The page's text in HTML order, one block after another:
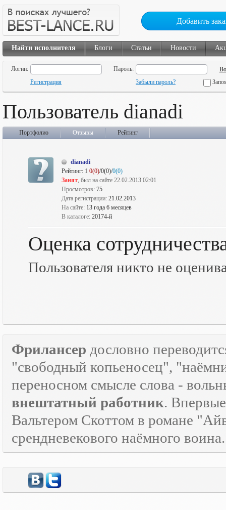
Добавить
Найти исполнителя Блоги Статьи Новости
Логин:
Пароль:
Регистрация
Забыли пароль?
Пользователь dianadi
Портфолио Отзывы Рейтинг
dianadi
Рейтинг: 1 0(0)/0(0)/0(0)
Занят, был на сайте 22.02.2013 02:01
Просмотров: 75
Дата регистрации: 21.02.2013
На сайте: 13 года 6 месяцев
В каталоге: 20174-й
Оценка
Пользователя никто не
Фрилансер дословно
"свободный копьеносец",
переносном смысле слова -
внештатный работник.
Вальтером Скоттом в романе
срендневекового наёмного воина.